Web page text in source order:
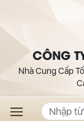
CÔNG
Nhà Cung Cấp